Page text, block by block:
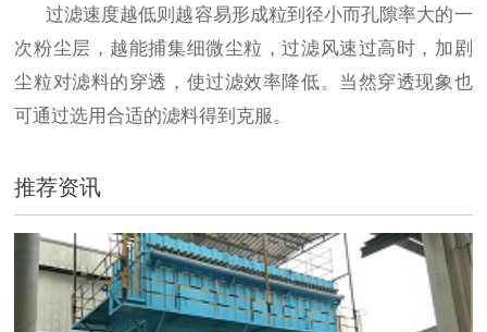
过滤速度越低则越容易形成粒到径小而孔隙率大的一
次粉尘层，越能捕集细微尘粒，过滤风速过高时，加剧
尘粒对滤料的穿透，使过滤效率降低。当然穿透现象也
可通过选用合适的滤料得到克服。
推荐资讯